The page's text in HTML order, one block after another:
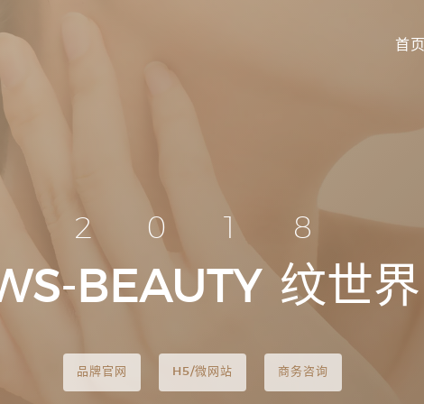
首页
2018
BEAUTY 纹世界
品牌官网 H5/微网站 商务咨询